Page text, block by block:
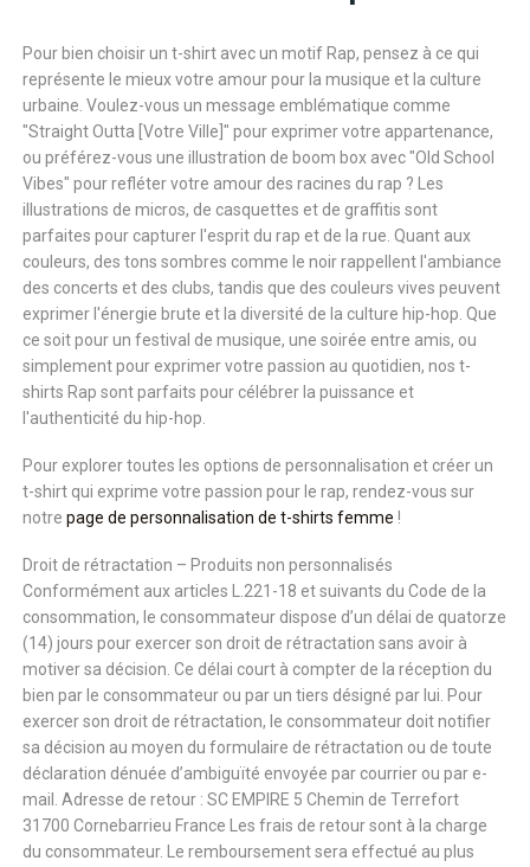
Pour bien choisir un t-shirt avec un motif Rap, pensez à ce qui
représente le mieux votre amour pour la musique et la culture
urbaine. Voulez-vous un message emblématique comme
"Straight Outta [Votre Ville]" pour exprimer votre appartenance,
ou préférez-vous une illustration de boom box avec "Old School
Vibes" pour refléter votre amour des racines du rap ? Les
illustrations de micros, de casquettes et de graffitis sont
parfaites pour capturer l'esprit du rap et de la rue. Quant aux
couleurs, des tons sombres comme le noir rappellent l'ambiance
des concerts et des clubs, tandis que des couleurs vives peuvent
exprimer l'énergie brute et la diversité de la culture hip-hop. Que
ce soit pour un festival de musique, une soirée entre amis, ou
simplement pour exprimer votre passion au quotidien, nos t-
shirts Rap sont parfaits pour célébrer la puissance et
l'authenticité du hip-hop.
Pour explorer toutes les options de personnalisation et créer un
t-shirt qui exprime votre passion pour le rap, rendez-vous sur
notre page de personnalisation de t-shirts femme !
Droit de rétractation – Produits non personnalisés
Conformément aux articles L.221-18 et suivants du Code de la
consommation, le consommateur dispose d’un délai de quatorze
(14) jours pour exercer son droit de rétractation sans avoir à
motiver sa décision. Ce délai court à compter de la réception du
bien par le consommateur ou par un tiers désigné par lui. Pour
exercer son droit de rétractation, le consommateur doit notifier
sa décision au moyen du formulaire de rétractation ou de toute
déclaration dénuée d’ambiguïté envoyée par courrier ou par e-
mail. Adresse de retour : SC EMPIRE 5 Chemin de Terrefort
31700 Cornebarrieu France Les frais de retour sont à la charge
du consommateur. Le remboursement sera effectué au plus